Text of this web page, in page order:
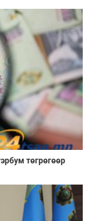
төгрөгөөр